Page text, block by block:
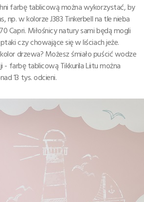
farbę tablicową można wykorzystać, by
np. w kolorze J383 Tinkerbell na tle nieba
Capri. Miłośnicy natury sami będą mogli
czy chowające się w liściach jeże.
drzewa? Możesz śmiało puścić wodze
farbę tablicową Tikkurila Liitu można
13 tys. odcieni.